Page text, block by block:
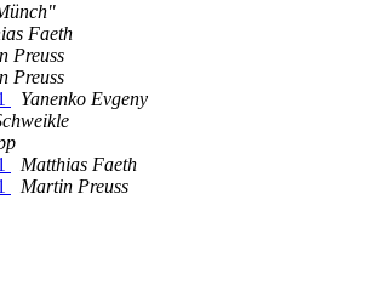
Faeth
Preuss
Preuss
Yanenko Evgeny
Matthias Faeth
Martin Preuss